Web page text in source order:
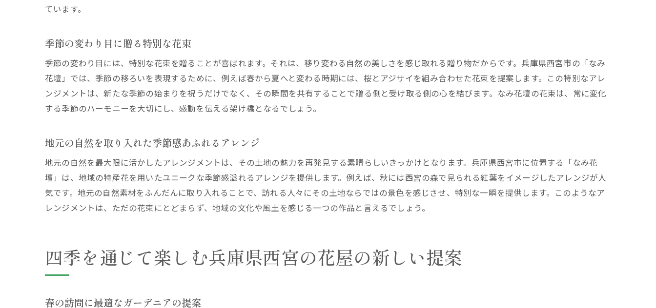
夏の太陽を思わせるヒマワリ
秋風に揺れるコスモスの情景
冬の澄んだ空気に似合うシクラメン
季節の移ろいを感じるリンドウの美
西宮の花屋で見つける日常を彩る特別なアレンジメント
リビングを一新するシンプルモダンな花
ダイニングテーブルを飾る華やかなセンターピース
バスルームをリフレッシュする香りの提案
寝室に癒しを与えるナチュラルフラワー
玄関を彩る季節のリース
訪れる人々を和ませる西宮の花屋が提案する自然美
ています。
季節の変わり目に贈る特別な花束
季節の変わり目には、特別な花束を贈ることが喜ばれます。それは、移り変わる自然の美しさを感じ取れる贈り物だからです。兵庫県西宮市の「なみ
花壇」では、季節の移ろいを表現するために、例えば春から夏へと変わる時期には、桜とアジサイを組み合わせた花束を提案します。この特別なアレ
ンジメントは、新たな季節の始まりを祝うだけでなく、その瞬間を共有することで贈る側と受け取る側の心を結びます。なみ花壇の花束は、常に変化
する季節のハーモニーを大切にし、感動を伝える架け橋となるでしょう。
地元の自然を取り入れた季節感あふれるアレンジ
地元の自然を最大限に活かしたアレンジメントは、その土地の魅力を再発見する素晴らしいきっかけとなります。兵庫県西宮市に位置する「なみ花
壇」は、地域の特産花を用いたユニークな季節感溢れるアレンジを提供します。例えば、秋には西宮の森で見られる紅葉をイメージしたアレンジが人
気です。地元の自然素材をふんだんに取り入れることで、訪れる人々にその土地ならではの景色を感じさせ、特別な一瞬を提供します。このようなア
レンジメントは、ただの花束にとどまらず、地域の文化や風土を感じる一つの作品と言えるでしょう。
四季を通じて楽しむ兵庫県西宮の花屋の新しい提案
春の訪問に最適なガーデニアの提案